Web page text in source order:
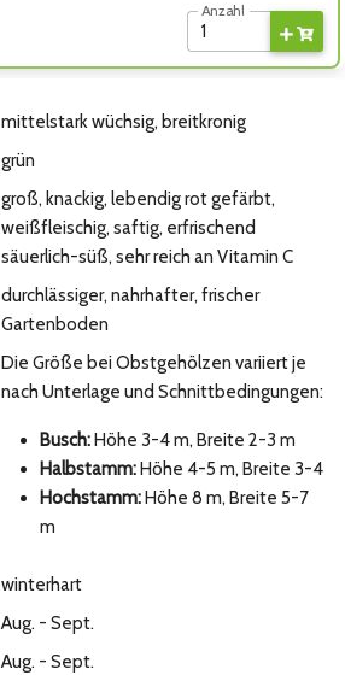
Anzahl
mittelstark wüchsig, breitkronig
grün
groß, knackig, lebendig rot gefärbt,
weißfleischig, saftig, erfrischend
säuerlich-süß, sehr reich an Vitamin C
durchlässiger, nahrhafter, frischer
Gartenboden
Die Größe bei Obstgehölzen variiert je
nach Unterlage und Schnittbedingungen:
Busch:Höhe 3-4 m, Breite 2-3 m
Halbstamm:Höhe 4-5 m, Breite 3-4
Hochstamm:Höhe 8 m, Breite 5-7
m
winterhart
Aug. - Sept.
Aug. - Sept.